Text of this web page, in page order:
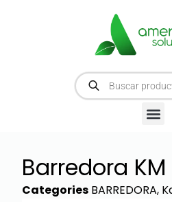
Barredora KM
Categories BARREDORA,